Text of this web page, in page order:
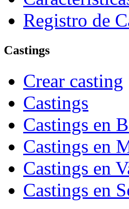
Registro de
Castings
Crear casting
Castings
Castings en
Castings en
Castings en
Castings en